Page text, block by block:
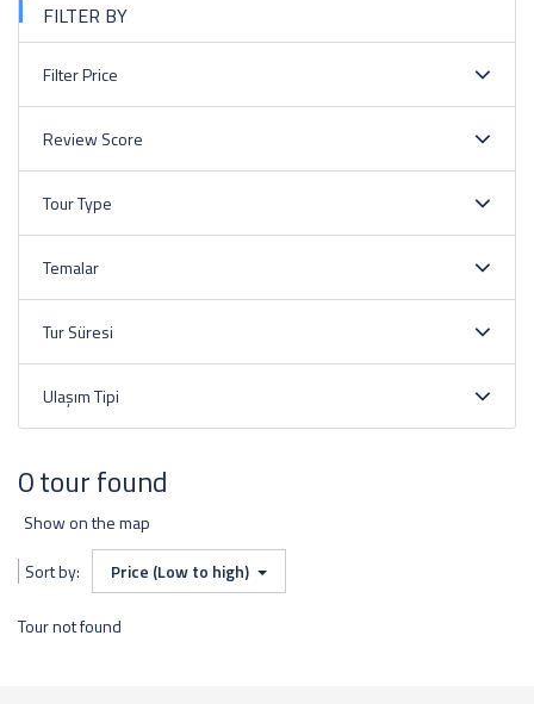
FILTER BY
Filter Price
Review Score
Tour Type
Temalar
Tur Süresi
Ulaşım Tipi
0 tour found
Show on the map
Sort by:
Price (Low to high)
Tour not found